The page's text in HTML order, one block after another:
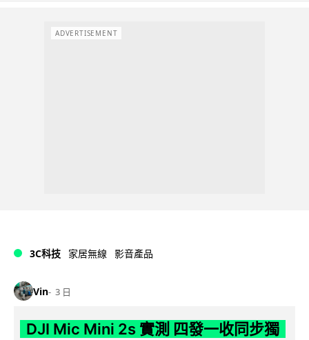
ADVERTISEMENT
3C科技 家居無線 影音產品
Vin 3 日
DJI Mic Mini 2s 實測 四發一收同步獨